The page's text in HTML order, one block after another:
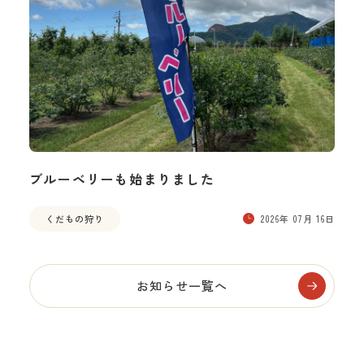
ブルーベリーも始まりました
くだもの狩り 2026年 07月 16日
お知らせ一覧へ